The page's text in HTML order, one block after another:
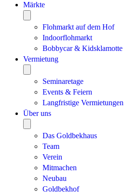
Märkte
Flohmarkt auf dem Hof
Indoorflohmarkt
Bobbycar & Kidsklamotte
Vermietung
Seminaretage
Events & Feiern
Langfristige Vermietungen
Über uns
Das Goldbekhaus
Team
Verein
Mitmachen
Neubau
Goldbekhof